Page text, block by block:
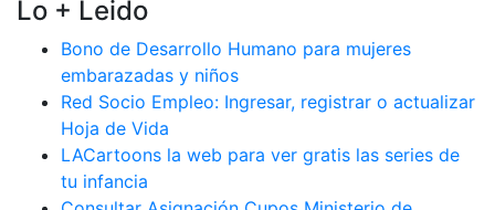
Lo + Leido
Bono de Desarrollo Humano para mujeres
embarazadas y niños
Red Socio Empleo: Ingresar, registrar o actualizar
Hoja de Vida
LACartoons la web para ver gratis las series de
tu infancia